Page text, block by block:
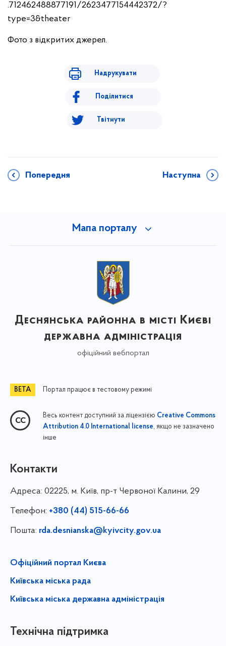
.712462488877191/2623477154442372/?
type=3&theater
Фото з відкритих джерел.
Надрукувати
Поділитися
Твітнути
Попередня Наступна
Мапа порталу
Деснянська районна в місті Києві
державна адміністрація
офіційний вебпортал
Портал працює в тестовому режимі
Весь контент доступний за ліцензією Creative Commons
Attribution 4.0 International license, якщо не зазначено
інше
Контакти
Адреса: 02225, м. Київ, пр-т Червоної Калини, 29
Телефон: +380 (44) 515-66-66
Пошта: rda.desnianska@kyivcity.gov.ua
Офіційний портал Києва
Київська міська рада
Київська міська державна адміністрація
Технічна підтримка